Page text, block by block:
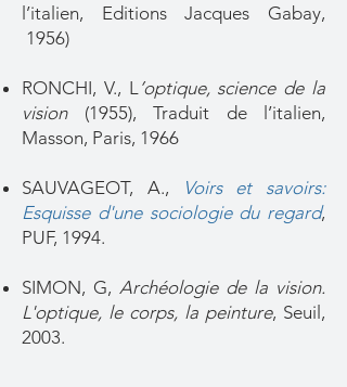
l’italien, Editions Jacques Gabay,
1956)
RONCHI, V., L’optique, science de la
vision(1955), Traduit de l’italien,
Masson, Paris, 1966
SAUVAGEOT, A.,
Voirs et savoirs:
Esquisse d'une sociologie du regard,
PUF, 1994.
SIMON, G, Archéologie de la vision.
L'optique, le corps, la peinture, Seuil,
2003.